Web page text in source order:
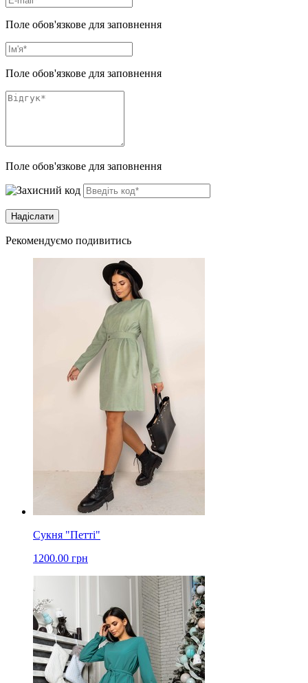
Поле обов'язкове для заповнення
Поле обов'язкове для заповнення
Поле обов'язкове для заповнення
Рекомендуємо подивитись
Сукня "Петті"
1200.00 грн